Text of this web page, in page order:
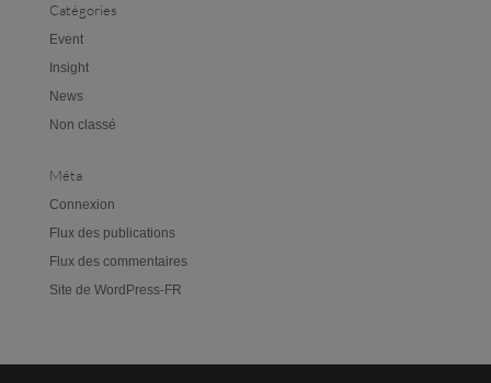
Catégories
Event
Insight
News
Non classé
Méta
Connexion
Flux des publications
Flux des commentaires
Site de WordPress-FR